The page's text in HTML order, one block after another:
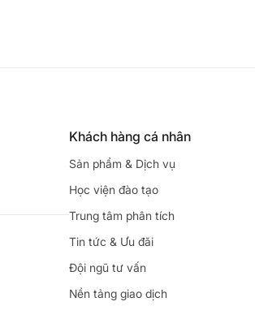
Khách hàng cá nhân
Sản phẩm & Dịch vụ
Học viện đào tạo
Trung tâm phân tích
Tin tức & Ưu đãi
Đội ngũ tư vấn
Nền tảng giao dịch